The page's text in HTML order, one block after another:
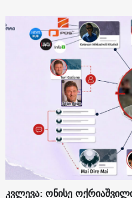
კვლევა: ონისე